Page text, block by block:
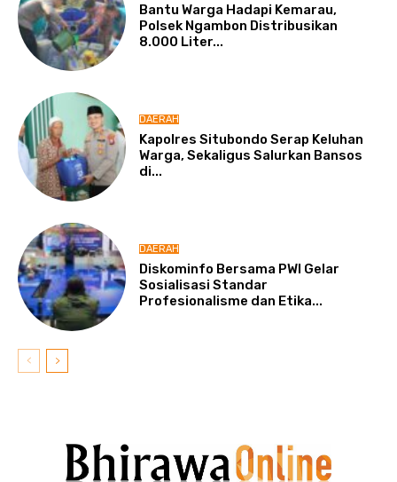
Bantu Warga Hadapi Kemarau,
Polsek Ngambon Distribusikan
8.000 Liter...
DAERAH
Kapolres Situbondo Serap Keluhan
Warga, Sekaligus Salurkan Bansos
di...
DAERAH
Diskominfo Bersama PWI Gelar
Sosialisasi Standar
Profesionalisme dan Etika...